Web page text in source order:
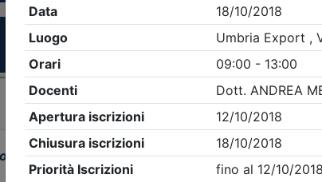
Clicca qui - espandi la
E.C.- Ordine:Perugia- Eventi in programma